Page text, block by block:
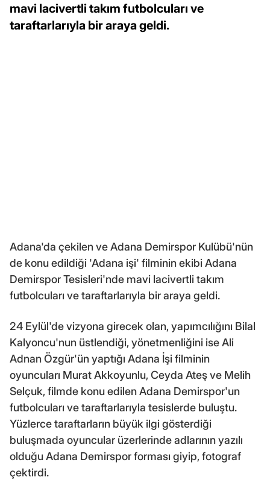
mavi lacivertli takım futbolcuları ve
taraftarlarıyla bir araya geldi.
Adana'da çekilen ve Adana Demirspor Kulübü'nün
de konu edildiği 'Adana işi' filminin ekibi Adana
Demirspor Tesisleri'nde mavi lacivertli takım
futbolcuları ve taraftarlarıyla bir araya geldi.
24 Eylül'de vizyona girecek olan, yapımcılığını Bilal
Kalyoncu'nun üstlendiği, yönetmenliğini ise Ali
Adnan Özgür'ün yaptığı Adana İşi filminin
oyuncuları Murat Akkoyunlu, Ceyda Ateş ve Melih
Selçuk, filmde konu edilen Adana Demirspor'un
futbolcuları ve taraftarlarıyla tesislerde buluştu.
Yüzlerce taraftarların büyük ilgi gösterdiği
buluşmada oyuncular üzerlerinde adlarının yazılı
olduğu Adana Demirspor forması giyip, fotograf
çektirdi.